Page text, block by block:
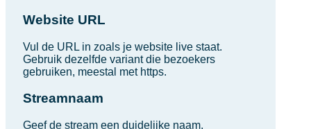
Website URL
Vul de URL in zoals je website live staat.
Gebruik dezelfde variant die bezoekers
gebruiken, meestal met https.
Streamnaam
Geef de stream een duidelijke naam,